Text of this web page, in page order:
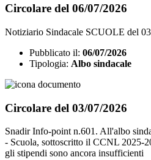
Circolare del 06/07/2026
Notiziario Sindacale SCUOLE del
Pubblicato il: 06/07/2026
Tipologia: Albo sindacale
Circolare del 03/07/2026
Snadir Info-point n.601. All'albo
- Scuola, sottoscritto il CCNL 2025-
gli stipendi sono ancora insufficienti